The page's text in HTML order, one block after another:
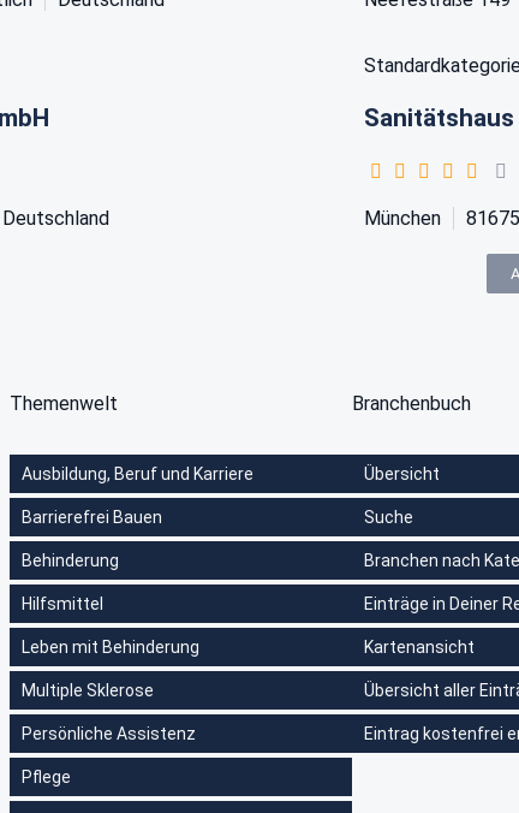
Deutschland München 81675
Themenwelt
Ausbildung, Beruf und Karriere
Barrierefrei Bauen
Behinderung
Hilfsmittel
Leben mit Behinderung
Multiple Sklerose
Persönliche Assistenz
Pflege
Branchenbuch
Übersicht
Suche
Branchen nach
Einträge in Deiner
Kartenansicht
Übersicht aller
Eintrag kostenfrei